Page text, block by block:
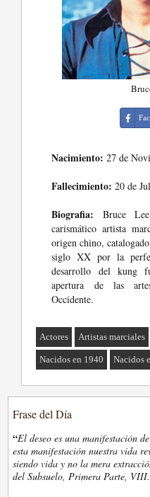
Nacimiento: 27 de
Fallecimiento: 20 de
Biografia: Bruce
carismático artista
origen chino,
siglo XX por la
desarrollo del kung
apertura de las
Occidente.
Actores Artistas marciales
Nacidos en 1940 Nacidos
Frase del Día
“El deseo es una manifestación
esta manifestación nuestra vida
siendo vida y no la mera
del Subsuelo, Primera Parte,